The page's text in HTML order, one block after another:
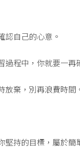
認自己的心意。
程中，你就要一再
放棄，別再浪費時間
持的目標，屬於簡